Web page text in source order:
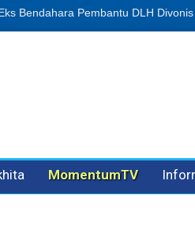
Kadis, Kuasa Hukum Pelapor
MomentumTV